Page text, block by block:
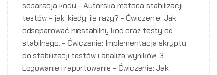
separacja kodu - Autorska metoda stabilizacji
testów - jak, kiedy, ile razy? - Ćwiczenie: Jak
odseparować niestabilny kod oraz testy od
stabilnego. - Ćwiczenie: Implementacja skryptu
do stabilizacji testów i analiza wyników. 3.
Logowanie i raportowanie - Ćwiczenie: Jak